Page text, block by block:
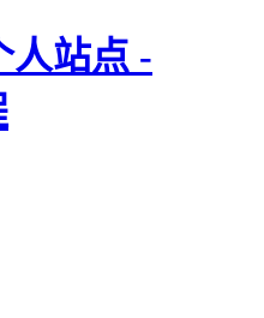
人站点 -